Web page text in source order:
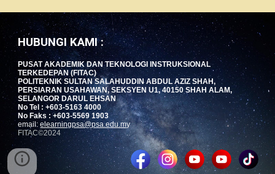
HUBUNGI KAMI :
PUSAT AKADEMIK DAN TEKNOLOGI INSTRUKSIONAL
TERKEDEPAN (FITAC)
POLITEKNIK SULTAN SALAHUDDIN ABDUL AZIZ SHAH,
PERSIARAN USAHAWAN, SEKSYEN U1, 40150 SHAH ALAM,
SELANGOR DARUL EHSAN
No Tel : +603-5163 4000
No Faks : +603-5569 1903
email:elearningpsa@psa.edu.my
FITAC©2024